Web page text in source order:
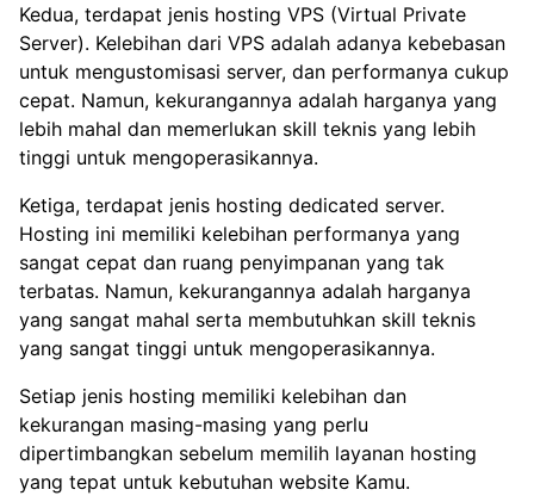
Kedua, terdapat jenis hosting VPS (Virtual Private
Server). Kelebihan dari VPS adalah adanya kebebasan
untuk mengustomisasi server, dan performanya cukup
cepat. Namun, kekurangannya adalah harganya yang
lebih mahal dan memerlukan skill teknis yang lebih
tinggi untuk mengoperasikannya.
Ketiga, terdapat jenis hosting dedicated server.
Hosting ini memiliki kelebihan performanya yang
sangat cepat dan ruang penyimpanan yang tak
terbatas. Namun, kekurangannya adalah harganya
yang sangat mahal serta membutuhkan skill teknis
yang sangat tinggi untuk mengoperasikannya.
Setiap jenis hosting memiliki kelebihan dan
kekurangan masing-masing yang perlu
dipertimbangkan sebelum memilih layanan hosting
yang tepat untuk kebutuhan website Kamu.